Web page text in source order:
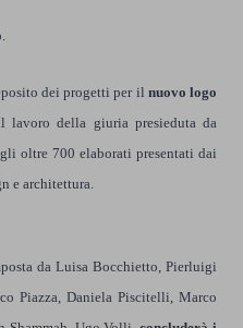
dei progetti per il nuovo logo
lavoro della giuria presieduta da
gli oltre 700 elaborati presentati dai
e architettura.
da Luisa Bocchietto, Pierluigi
Piazza, Daniela Piscitelli, Marco